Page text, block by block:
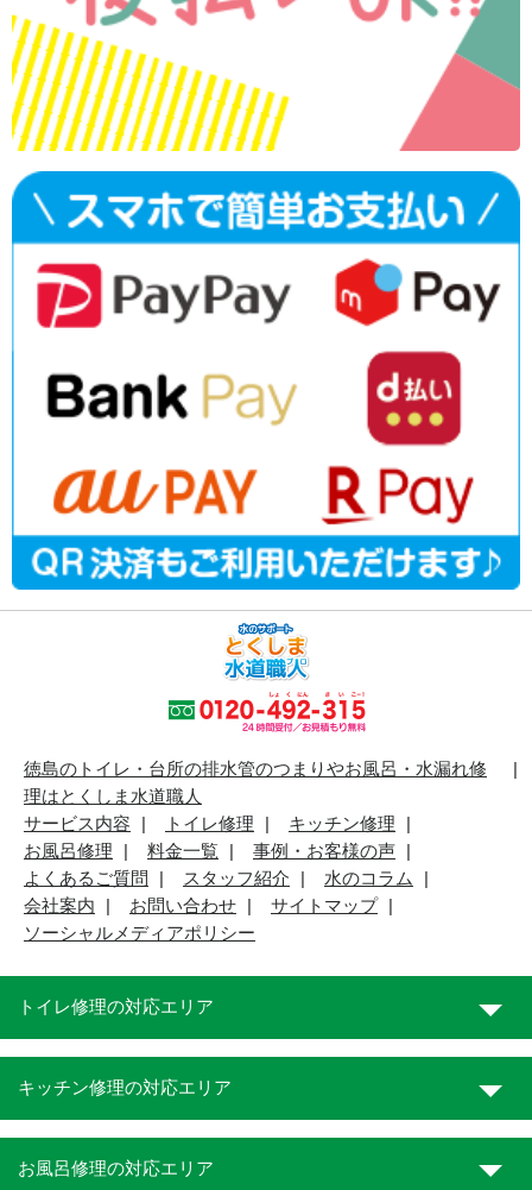
徳島のトイレ・台所の排水管のつまりやお風呂・水漏れ修
理はとくしま水道職人
サービス内容
トイレ修理
キッチン修理
お風呂修理
料金一覧
事例・お客様の声
よくあるご質問
スタッフ紹介
水のコラム
会社案内
お問い合わせ
サイトマップ
ソーシャルメディアポリシー
トイレ修理の対応エリア
キッチン修理の対応エリア
お風呂修理の対応エリア